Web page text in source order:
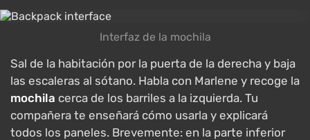
Interfaz de la mochila
Sal de la habitación por la puerta de la derecha y baja
las escaleras al sótano. Habla con Marlene y recoge la
mochila cerca de los barriles a la izquierda. Tu
compañera te enseñará cómo usarla y explicará
todos los paneles. Brevemente: en la parte inferior